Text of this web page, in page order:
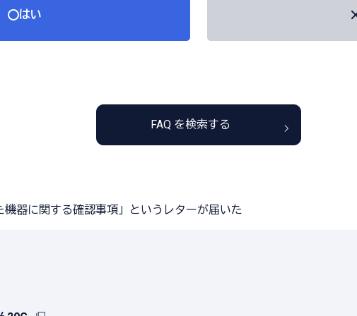
はい
FAQ を検索する
機器に関する確認事項」というレターが届いた